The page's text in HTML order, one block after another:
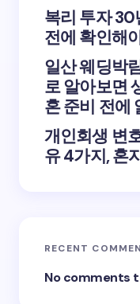
복리 투자 30
전에 확인해
일산 웨딩박
로 알아보면
혼 준비 전에
개인회생 변
유 4가지, 혼
RECENT
No comments